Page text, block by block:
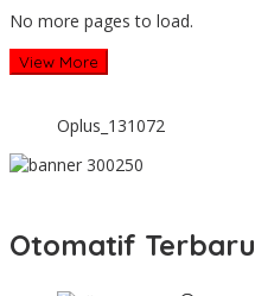
No more pages to load.
View More
Oplus_131072
Otomatif Terbaru